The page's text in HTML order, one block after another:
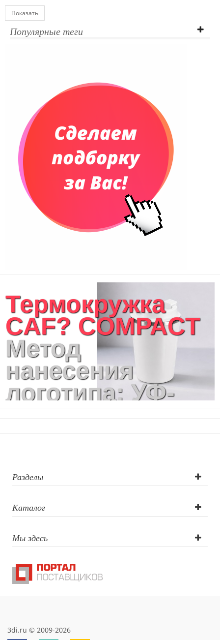
Показать
Популярные теги
Термокружка
CAF? COMPACT
Метод
нанесения
логотипа: УФ-
Гравировка
круговая (CO2
лазер),
Тампопечать
Разделы
Каталог
Мы здесь
3di.ru © 2009-2026